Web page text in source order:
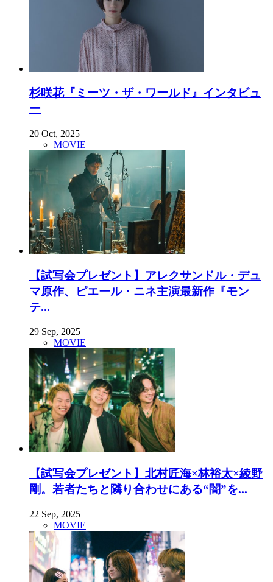
杉咲花『ミーツ・ザ・ワールド』インタビュ
ー
20 Oct, 2025
MOVIE
【試写会プレゼント】アレクサンドル・デュ
マ原作、ピエール・ニネ主演最新作『モン
テ...
29 Sep, 2025
MOVIE
【試写会プレゼント】北村匠海×林裕太×綾野
剛。若者たちと隣り合わせにある“闇”を...
22 Sep, 2025
MOVIE